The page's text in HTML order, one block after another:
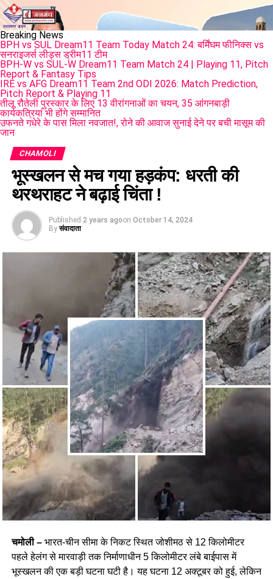
Breaking News
BPH vs SUL Dream11 Team Today Match 24: बर्मिंघम फीनिक्स vs
सनराइजर्स लीड्स ड्रीम11 टीम
BPH-W vs SUL-W Dream11 Team Match 24 | Playing 11, Pitch
Report & Fantasy Tips
IRE vs AFG Dream11 Team 2nd ODI 2026: Match Prediction,
Pitch Report & Playing 11
तीलू रौतेली पुरस्कार के लिए 13 वीरांगनाओं का चयन, 35 आंगनबाड़ी
कार्यकत्रियां भी होंगे सम्मानित
उफनते गधेरे के पास मिला नवजात!, रोने की आवाज सुनाई देने पर बची मासूम की
जान
CHAMOLI
भूस्खलन से मच गया हड़कंप: धरती की
थरथराहट ने बढ़ाई चिंता !
Published 2 years agoon October 14, 2024
By संवादाता
चमोली – भारत-चीन सीमा के निकट स्थित जोशीमठ से 12 किलोमीटर
पहले हेलंग से मारवाड़ी तक निर्माणाधीन 5 किलोमीटर लंबे बाईपास में
भूस्खलन की एक बड़ी घटना घटी है। यह घटना 12 अक्टूबर को हुई, लेकिन